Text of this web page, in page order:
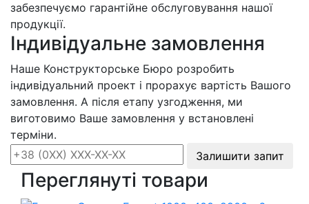
забезпечуємо гарантійне обслуговування нашої
продукції.
Індивідуальне замовлення
Наше Конструкторське Бюро розробить
індивідуальний проект і прорахує вартість Вашого
замовлення. А після етапу узгодження, ми
виготовимо Ваше замовлення у встановлені
терміни.
Залишити запит
Переглянуті товари